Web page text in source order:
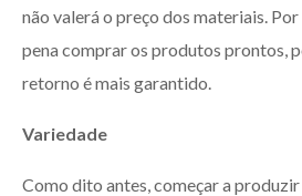
não valerá o preço dos materiais.
pena comprar os produtos prontos,
retorno é mais garantido.
Variedade
Como dito antes, começar a